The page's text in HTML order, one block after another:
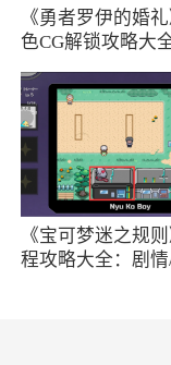
1）开启左
2）进入设
3）编辑你
5、为什么
设置?
1）可以选
《勇者罗伊的婚
色CG解锁攻略大
《宝可梦迷之规
程攻略大全：剧